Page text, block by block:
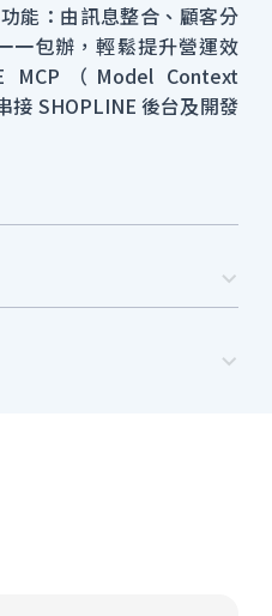
能：由訊息整合、顧客分
一包辦，輕鬆提升營運效
MCP（Model Context
SHOPLINE 後台及開發